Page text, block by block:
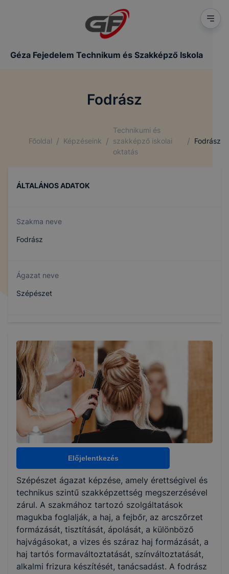
Géza Fejedelem Technikum és Szakképző Iskola
Fodrász
Főoldal / Képzéseink /
Technikumi és
szakképző iskolai
oktatás
/ Fodrász
ÁLTALÁNOS ADATOK
Szakma neve
Fodrász
Ágazat neve
Szépészet
510122101
Képzés időtartama
5 év
Választható szakmairányok:
Nem válaszható
KKK/PTT
KKK letöltése (pdf)
PTT letöltése (pdf)
Okleveles technikusképzés
Nem
Előjelentkezés
Szépészet ágazat képzése, amely érettségivel és
technikus szintű szakképzettség megszerzésével
zárul. A szakmához tartozó szolgáltatások
magukba foglalják, a haj, a fejbőr, az arcszőrzet
formázását, tisztítását, ápolását, a különböző
hajvágásokat, a vizes és száraz haj formázását, a
haj tartós formaváltoztatását, színváltoztatását,
alkalmi frizura készítését, tanácsadást. A fodrász